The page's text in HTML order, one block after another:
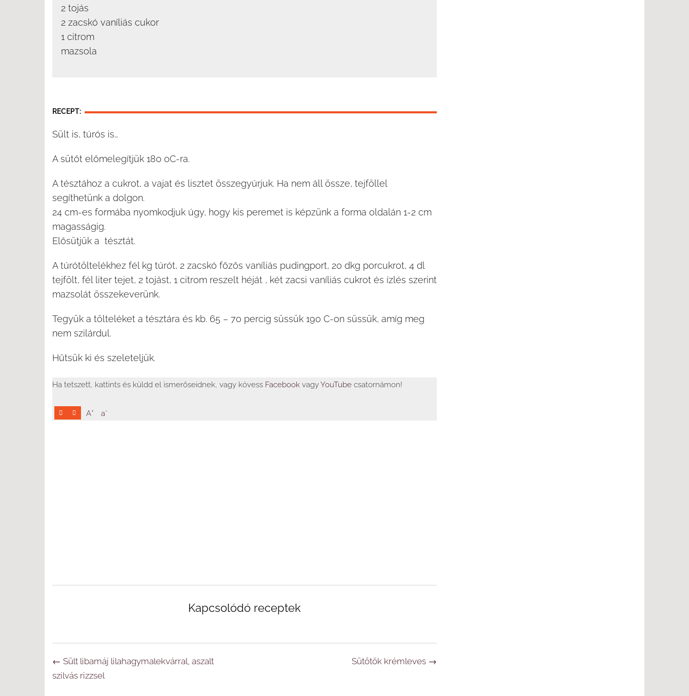
2 tojás
2 zacskó vaníliás cukor
1 citrom
mazsola
RECEPT:
Sült is, túrós is…
A sütőt előmelegítjük 180 oC-ra.
A tésztához a cukrot, a vajat és lisztet összegyúrjuk. Ha nem áll össze, tejföllel
segíthetünk a dolgon.
24 cm-es formába nyomkodjuk úgy, hogy kis peremet is képzünk a forma oldalán 1-2 cm
magasságig.
Elősütjük a tésztát.
A túrótöltelékhez fél kg túrót, 2 zacskó főzős vaníliás pudingport, 20 dkg porcukrot, 4 dl
tejfölt, fél liter tejet, 2 tojást, 1 citrom reszelt héját , két zacsi vaníliás cukrot és ízlés szerint
mazsolát összekeverünk.
Tegyük a tölteléket a tésztára és kb. 65 – 70 percig süssük 190 C-on süssük, amíg meg
nem szilárdul.
Hűtsük ki és szeleteljük.
Ha tetszett, kattints és küldd el ismerőseidnek, vagy kövess Facebook vagyYouTube csatornámon!
A+ a-
Kapcsolódó receptek
Navigáció
← Sült libamáj lilahagymalekvárral, aszalt
szilvás rizzsel
Sütőtök krémleves →